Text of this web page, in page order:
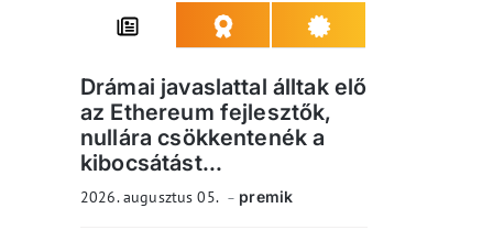
Drámai javaslattal álltak elő
az Ethereum fejlesztők,
nullára csökkentenék a
kibocsátást...
2026. augusztus 05. premik